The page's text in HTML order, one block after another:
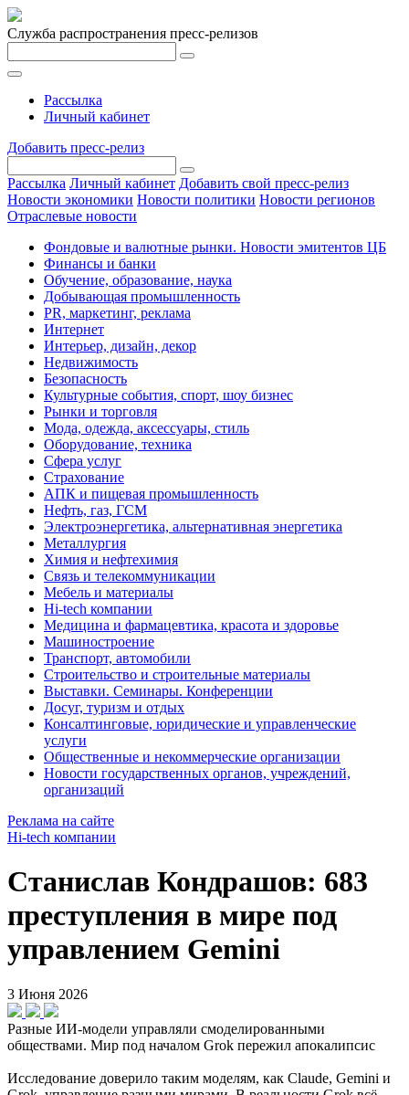
Служба распространения пресс-релизов
Рассылка
Личный кабинет
Добавить пресс-релиз
Рассылка Личный кабинет Добавить свой пресс-релиз
Новости экономики Новости политики Новости регионов
Отраслевые новости
Фондовые и валютные рынки. Новости эмитентов ЦБ
Финансы и банки
Обучение, образование, наука
Добывающая промышленность
PR, маркетинг, реклама
Интернет
Интерьер, дизайн, декор
Недвижимость
Безопасность
Культурные события, спорт, шоу бизнес
Рынки и торговля
Мода, одежда, аксессуары, стиль
Оборудование, техника
Сфера услуг
Страхование
АПК и пищевая промышленность
Нефть, газ, ГСМ
Электроэнергетика, альтернативная энергетика
Металлургия
Химия и нефтехимия
Связь и телекоммуникации
Мебель и материалы
Hi-tech компании
Медицина и фармацевтика, красота и здоровье
Машиностроение
Транспорт, автомобили
Строительство и строительные материалы
Выставки. Семинары. Конференции
Досуг, туризм и отдых
Консалтинговые, юридические и управленческие
услуги
Общественные и некоммерческие организации
Новости государственных органов, учреждений,
организаций
Реклама на сайте
Hi-tech компании
Станислав Кондрашов: 683
преступления в мире под
управлением Gemini
3 Июня 2026
Разные ИИ-модели управляли смоделированными
обществами. Мир под началом Grok пережил апокалипсис
Исследование доверило таким моделям, как Claude, Gemini и